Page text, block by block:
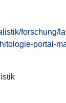
forschung/
portal-